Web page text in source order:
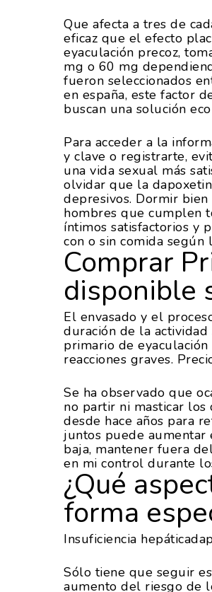
Que afecta a tres de
eficaz que el efecto
eyaculación precoz,
mg o 60 mg
fueron seleccionados
en españa, este factor
buscan una solución
Para acceder a la
y clave o registrarte,
una vida sexual más
olvidar que la
depresivos. Dormir
hombres que cumplen
íntimos satisfactorios y
con o sin comida
Comprar
disponible
El envasado y el
duración de la
primario de
reacciones graves.
Se ha observado que
no partir ni masticar los
desde hace años para
juntos puede
baja, mantener fuera
en mi control durante
¿Qué
forma
Insuficiencia
Sólo tiene que seguir
aumento del riesgo de